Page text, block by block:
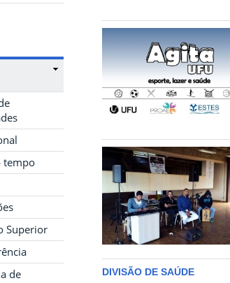
tempo
Superior
de
DIVISÃO DE SAÚDE